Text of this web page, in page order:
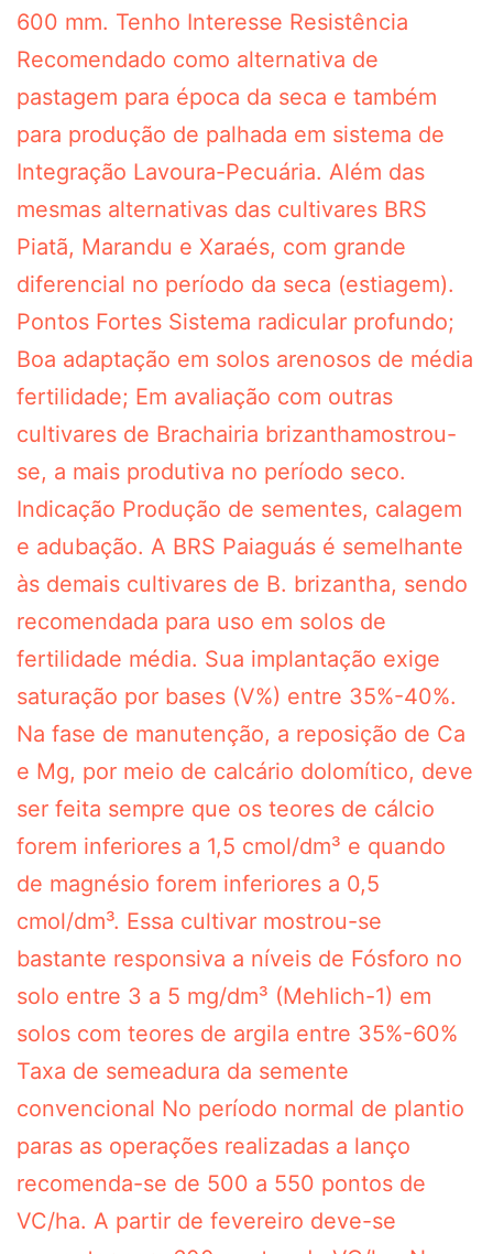
600 mm. Tenho Interesse Resistência
Recomendado como alternativa de
pastagem para época da seca e também
para produção de palhada em sistema de
Integração Lavoura-Pecuária. Além das
mesmas alternativas das cultivares BRS
Piatã, Marandu e Xaraés, com grande
diferencial no período da seca (estiagem).
Pontos Fortes Sistema radicular profundo;
Boa adaptação em solos arenosos de média
fertilidade; Em avaliação com outras
cultivares de Brachairia brizanthamostrou-
se, a mais produtiva no período seco.
Indicação Produção de sementes, calagem
e adubação. A BRS Paiaguás é semelhante
às demais cultivares de B. brizantha, sendo
recomendada para uso em solos de
fertilidade média. Sua implantação exige
saturação por bases (V%) entre 35%-40%.
Na fase de manutenção, a reposição de Ca
e Mg, por meio de calcário dolomítico, deve
ser feita sempre que os teores de cálcio
forem inferiores a 1,5 cmol/dm³ e quando
de magnésio forem inferiores a 0,5
cmol/dm³. Essa cultivar mostrou-se
bastante responsiva a níveis de Fósforo no
solo entre 3 a 5 mg/dm³ (Mehlich-1) em
solos com teores de argila entre 35%-60%
Taxa de semeadura da semente
convencional No período normal de plantio
paras as operações realizadas a lanço
recomenda-se de 500 a 550 pontos de
VC/ha. A partir de fevereiro deve-se